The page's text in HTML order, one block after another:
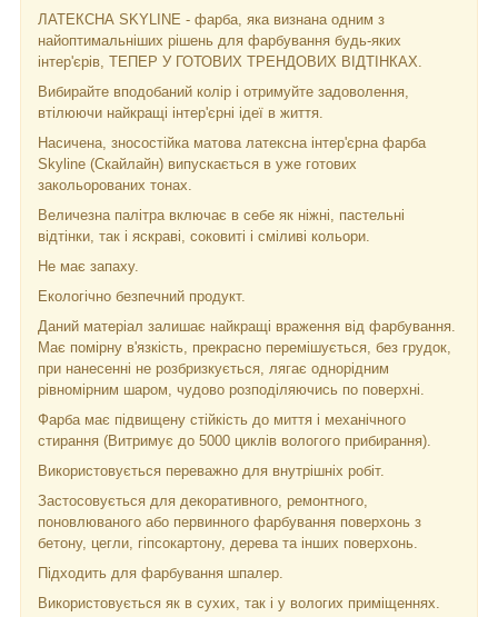
ЛАТЕКСНА SKYLINE - фарба, яка визнана одним з
найоптимальніших рішень для фарбування будь-яких
інтер'єрів, ТЕПЕР У ГОТОВИХ ТРЕНДОВИХ ВІДТІНКАХ.
Вибирайте вподобаний колір і отримуйте задоволення,
втілюючи найкращі інтер'єрні ідеї в життя.
Насичена, зносостійка матова латексна інтер'єрна фарба
Skyline (Скайлайн) випускається в уже готових
закольорованих тонах.
Величезна палітра включає в себе як ніжні, пастельні
відтінки, так і яскраві, соковиті і сміливі кольори.
Не має запаху.
Екологічно безпечний продукт.
Даний матеріал залишає найкращі враження від фарбування.
Має помірну в'язкість, прекрасно перемішується, без грудок,
при нанесенні не розбризкується, лягає однорідним
рівномірним шаром, чудово розподіляючись по поверхні.
Фарба має підвищену стійкість до миття і механічного
стирання (Витримує до 5000 циклів вологого прибирання).
Використовується переважно для внутрішніх робіт.
Застосовується для декоративного, ремонтного,
поновлюваного або первинного фарбування поверхонь з
бетону, цегли, гіпсокартону, дерева та інших поверхонь.
Підходить для фарбування шпалер.
Використовується як в сухих, так і у вологих приміщеннях.